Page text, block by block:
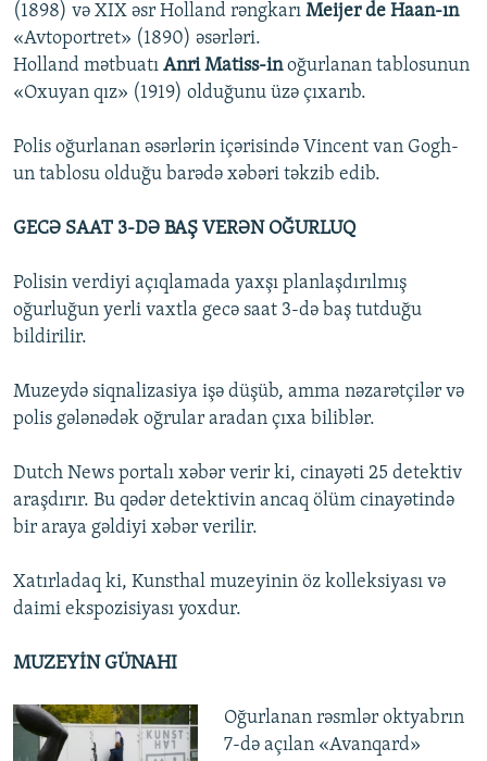
(1898) və XIX əsr Holland rəngkarı Meijer de Haan-ın
«Avtoportret» (1890) əsərləri.
Holland mətbuatı Anri Matiss-inoğurlanan tablosunun
«Oxuyan qız» (1919) olduğunu üzə çıxarıb.
Polis oğurlanan əsərlərin içərisində Vincent van Gogh-
un tablosu olduğu barədə xəbəri təkzib edib.
GECƏ SAAT 3-DƏ BAŞ VERƏN OĞURLUQ
Polisin verdiyi açıqlamada yaxşı planlaşdırılmış
oğurluğun yerli vaxtla gecə saat 3-də baş tutduğu
bildirilir.
Muzeydə siqnalizasiya işə düşüb, amma nəzarətçilər və
polis gələnədək oğrular aradan çıxa biliblər.
Dutch News portalı xəbər verir ki, cinayəti 25 detektiv
araşdırır. Bu qədər detektivin ancaq ölüm cinayətində
bir araya gəldiyi xəbər verilir.
Xatırladaq ki, Kunsthal muzeyinin öz kolleksiyası və
daimi ekspozisiyası yoxdur.
MUZEYİN GÜNAHI
Oğurlanan rəsmlər oktyabrın
7-də açılan «Avanqard»